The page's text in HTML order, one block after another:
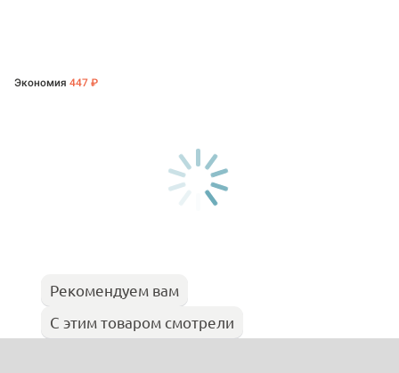
Экономия 447 ₽
Рекомендуем вам
С этим товаром смотрели